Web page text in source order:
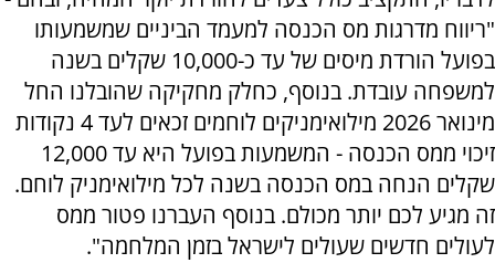
"ריווח מדרגות מס הכנסה למעמד הביניים שמשמעותו
בפועל הורדת מיסים של עד כ-10,000 שקלים בשנה
למשפחה עובדת. בנוסף, כחלק מחקיקה שהובלנו החל
מינואר 2026 מילואימניקים לוחמים זכאים לעד 4 נקודות
זיכוי ממס הכנסה - המשמעות בפועל היא עד 12,000
שקלים הנחה במס הכנסה בשנה לכל מילואימניק לוחם.
זה מגיע לכם יותר מכולם. בנוסף העברנו פטור ממס
לעולים חדשים שעולים לישראל בזמן המלחמה".